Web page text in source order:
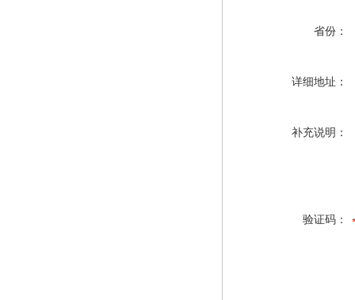
省份：
详细地址：
补充说明：
验证码：